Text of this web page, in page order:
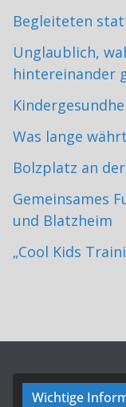
Begleiteten
Unglaublich,
hintereinander
Was lange
Bolzplatz an
Gemeinsames
und Blatzheim
„Cool Kids
Wichtige